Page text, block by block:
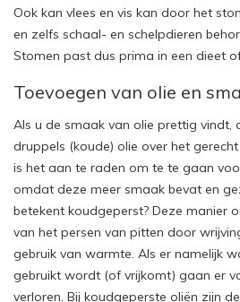
Ook kan vlees en vis kan door het
en zelfs schaal- en schelpdieren
Stomen past dus prima in een dieet
Toevoegen van olie en
Als u de smaak van olie prettig vindt,
druppels (koude) olie over het
is het aan te raden om te te gaan
omdat deze meer smaak bevat en
betekent koudgeperst? Deze manier
van het persen van pitten door
gebruik van warmte. Als er namelijk
gebruikt wordt (of vrijkomt) gaan er
verloren. Bij koudgeperste oliën zijn